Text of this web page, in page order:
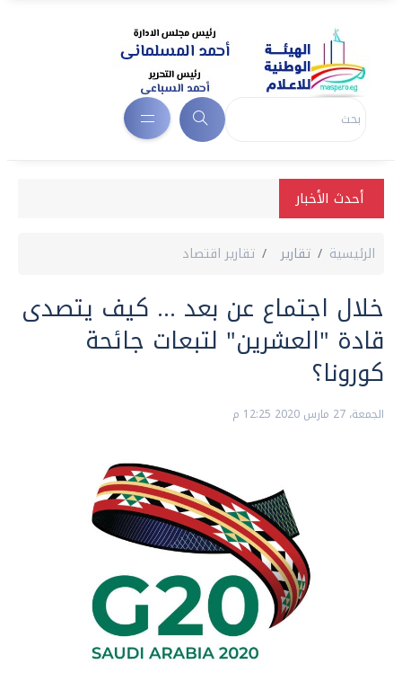
أحدث الأخبار
الرئيسية تقارير تقارير اقتصاد
خلال اجتماع عن بعد ... كيف يتصدى
قادة "العشرين" لتبعات جائحة
كورونا؟
الجمعة، 27 مارس 2020 12:25 م